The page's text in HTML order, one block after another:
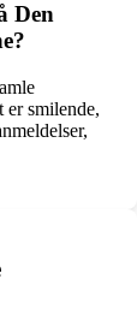
Den
smilende,